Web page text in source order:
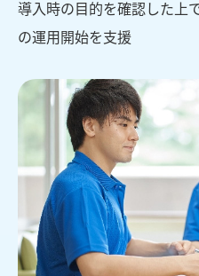
導入時の目的を確認した上
の運用開始を支援